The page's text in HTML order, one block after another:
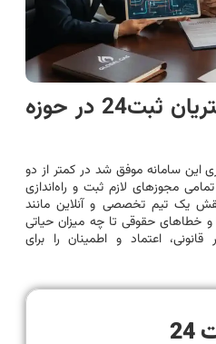
نمونه موفقیت مشتریان ثبت24 در حوزه
این سامانه موفق شد در کمتر از دو
مجوزهای لازم ثبت و راه‌اندازی
یک تیم تخصصی و آنلاین مانند
و خطاهای حقوقی تا چه میزان حیاتی
اعتماد و اطمینان را برای